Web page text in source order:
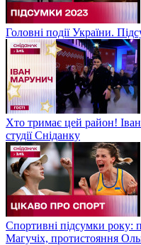
Головні події України.
Хто тримає цей район!
студії Сніданку
Спортивні підсумки року:
Магучіх, протистояння